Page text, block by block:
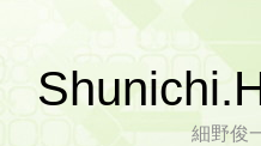
細野俊